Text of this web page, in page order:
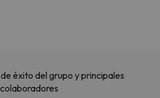
éxito del grupo y principales
colaboradores